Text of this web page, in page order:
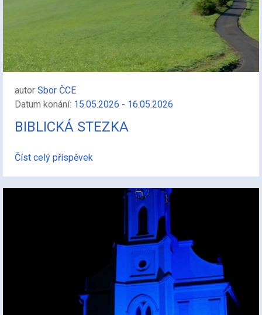
autor Sbor ČCE
Datum konání: 15.05.2026 - 16.05.2026
BIBLICKÁ STEZKA
Číst celý příspěvek